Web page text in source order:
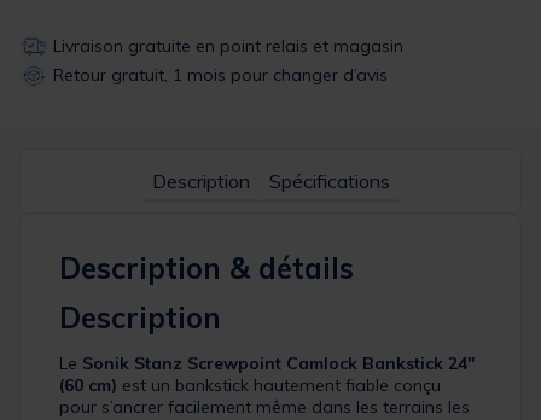
Livraison gratuite en point relais et magasin
Retour gratuit, 1 mois pour changer d’avis
Description Spécifications
Description & détails
Description
Le Sonik Stanz Screwpoint Camlock Bankstick 24"
(60 cm) est un bankstick hautement fiable conçu
pour s’ancrer facilement même dans les terrains les